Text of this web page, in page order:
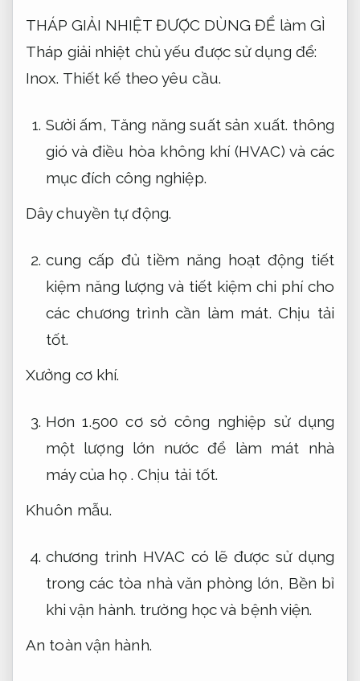
THÁP GIẢI NHIỆT ĐƯỢC DÙNG ĐỂ làm GÌ
Tháp giải nhiệt chủ yếu được sử dụng để:
Inox. Thiết kế theo yêu cầu.
Sưởi ấm, Tăng năng suất sản xuất. thông
gió và điều hòa không khí (HVAC) và các
mục đích công nghiệp.
Dây chuyền tự động.
cung cấp đủ tiềm năng hoạt động tiết
kiệm năng lượng và tiết kiệm chi phí cho
các chương trình cần làm mát. Chịu tải
tốt.
Xưởng cơ khí.
Hơn 1.500 cơ sở công nghiệp sử dụng
một lượng lớn nước để làm mát nhà
máy của họ . Chịu tải tốt.
Khuôn mẫu.
chương trình HVAC có lẽ được sử dụng
trong các tòa nhà văn phòng lớn, Bền bỉ
khi vận hành. trường học và bệnh viện.
An toàn vận hành.